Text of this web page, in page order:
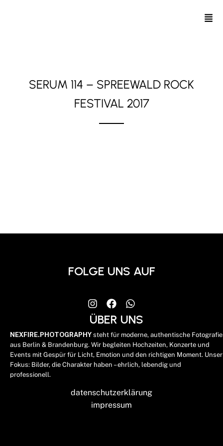
SERUM 114 – SPREEWALD ROCK
FESTIVAL 2017
FOLGE UNS AUF
ÜBER UNS
NEXFIRE.PHOTOGRAPHY steht für moderne, authentische Fotografie
aus Berlin & Brandenburg. Wir begleiten Hochzeiten, Konzerte und
Events mit Gespür für Licht, Emotion und den richtigen Moment. Unser
Fokus: Bilder, die Charakter haben – ehrlich, lebendig und
professionell.
datenschutzerklärung
impressum